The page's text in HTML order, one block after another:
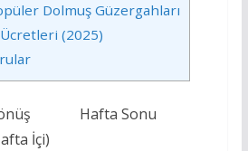
Dolmuş Güzergahları
(2025)
İçi)
Hafta Sonu